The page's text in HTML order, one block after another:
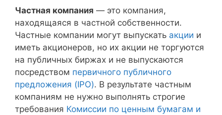
Частная компания — это компания,
находящаяся в частной собственности.
Частные компании могут выпускать акции и
иметь акционеров, но их акции не торгуются
на публичных биржах и не выпускаются
посредством первичного публичного
предложения (IPO). В результате частным
компаниям не нужно выполнять строгие
требования Комиссии по ценным бумагам и